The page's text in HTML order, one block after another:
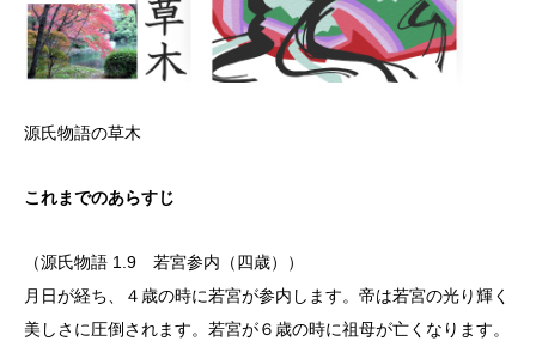
源氏物語の草木
これまでのあらすじ
（源氏物語 1.9 若宮参内（四歳））
月日が経ち、４歳の時に若宮が参内します。帝は若宮の光り輝く
美しさに圧倒されます。若宮が６歳の時に祖母が亡くなります。